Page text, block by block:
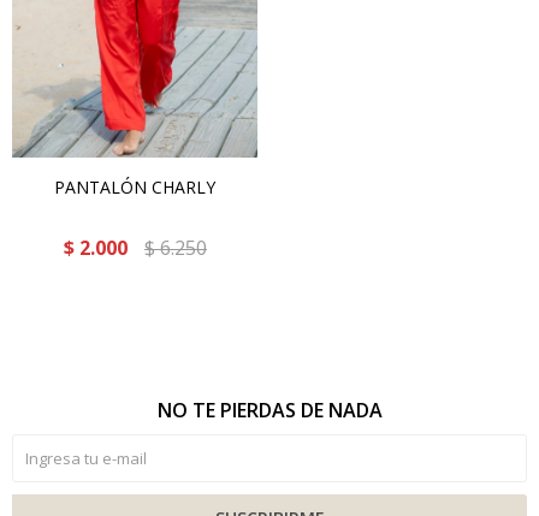
PANTALÓN CHARLY
$ 2.000 $6.250
NO TE PIERDAS DE NADA